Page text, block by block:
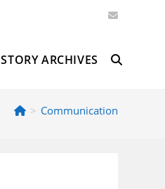
STORY ARCHIVES TOGGLE
WEBSITE
> Communication